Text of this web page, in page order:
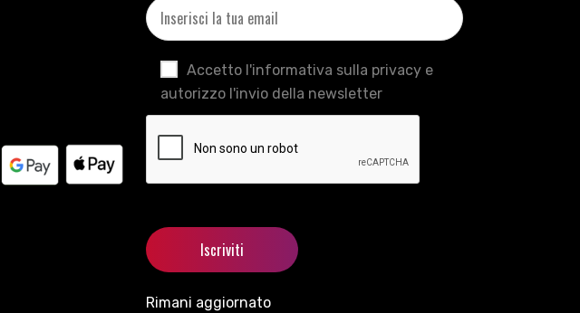
Accetto l'informativa sulla privacy e
autorizzo l'invio della newsletter
Rimani aggiornato